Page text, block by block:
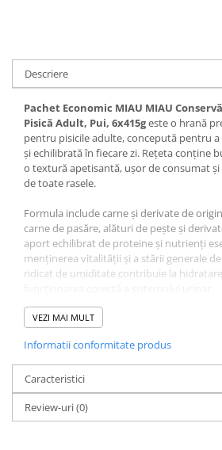
Descriere
Pachet Economic MIAU MIAU
Pisică Adult, Pui, 6x415geste o hrană
pentru pisicile adulte, concepută pentru
și echilibrată în fiecare zi. Rețeta conține
o textură apetisantă, ușor de consumat
de toate rasele.
Formula include carne și derivate de
carne de pasăre, alături de pește și
aport echilibrat de proteine și nutrienți
menținerea vitalității și a stării generale
ridicat de umiditate contribuie la
Această hrană este îmbogățită cu
inimii și a vederii la pisici. Formula simplă
ideală pentru alimentația zilnică.
Compoziție
VEZI MAI MULT
Informatii conformitate produs
Caracteristici
Review-uri(0)